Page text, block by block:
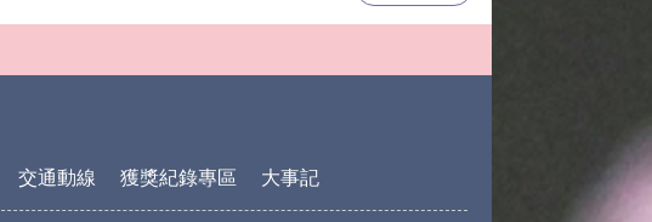
交通動線 獲獎紀錄專區 大事記